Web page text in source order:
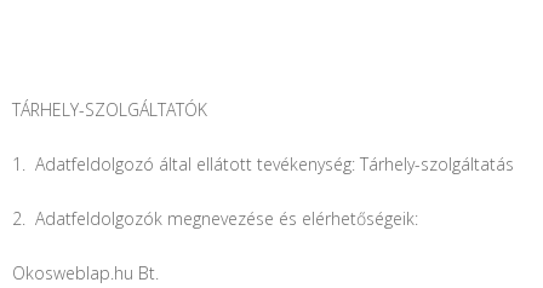
TÁRHELY-SZOLGÁLTATÓK
1. Adatfeldolgozó által ellátott tevékenység: Tárhely-szolgáltatás
2. Adatfeldolgozók megnevezése és elérhetőségeik:
Okosweblap.hu Bt.